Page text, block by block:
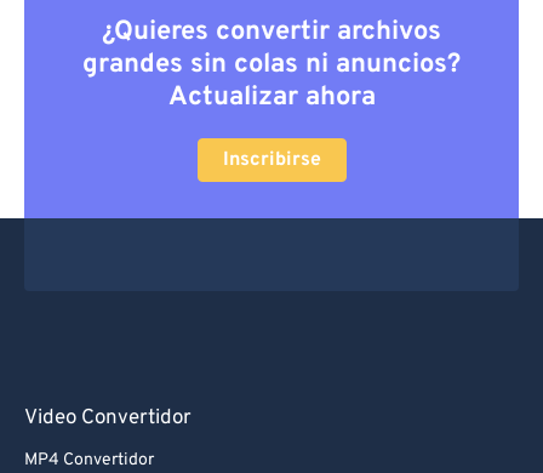
¿Quieres convertir archivos
grandes sin colas ni anuncios?
Actualizar ahora
Inscribirse
Video Convertidor
MP4 Convertidor